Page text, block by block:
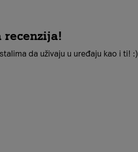
recenzija!
da uživaju u uređaju kao i ti! :)